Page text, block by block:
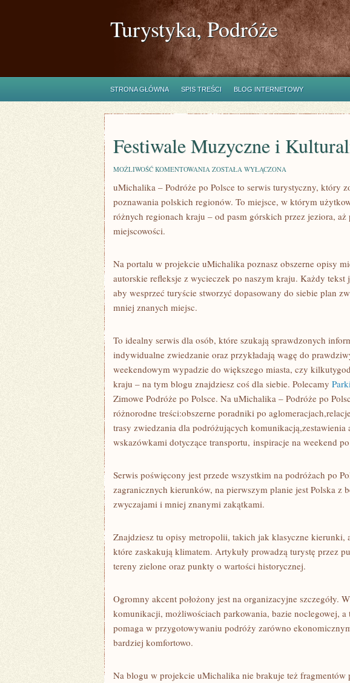
Turystyka, Podróże
STRONA GŁÓWNA SPIS TREŚCI BLOG INTERNETOWY
Festiwale Muzyczne i
MOŻLIWOŚĆ KOMENTOWANIA FESTIWALE
I
ZOSTAŁA WYŁĄCZONA
uMichalika – Podróże po Polsce to serwis turystyczny, który
poznawania polskich regionów. To miejsce, w którym
różnych regionach kraju – od pasm górskich przez jeziora,
miejscowości.
Na portalu w projekcie uMichalika poznasz obszerne opisy
autorskie refleksje z wycieczek po naszym kraju. Każdy
aby wesprzeć turyście stworzyć dopasowany do siebie plan
mniej znanych miejsc.
To idealny serwis dla osób, które szukają sprawdzonych
indywidualne zwiedzanie oraz przykładają wagę do
weekendowym wypadzie do większego miasta, czy
kraju – na tym blogu znajdziesz coś dla siebie. Polecamy
Zimowe Podróże po Polsce. Na uMichalika – Podróże po
różnorodne treści:obszerne poradniki po
trasy zwiedzania dla podróżujących
wskazówkami dotyczące transportu, inspiracje na weekend
Serwis poświęcony jest przede wszystkim na podróżach po
zagranicznych kierunków, na pierwszym planie jest Polska z
zwyczajami i mniej znanymi zakątkami.
Znajdziesz tu opisy metropolii, takich jak klasyczne kierunki,
które zaskakują klimatem. Artykuły prowadzą turystę przez
tereny zielone oraz punkty o wartości historycznej.
Ogromny akcent położony jest na organizacyjne szczegóły.
komunikacji, możliwościach parkowania, bazie noclegowej, a
pomaga w przygotowywaniu podróży zarówno
bardziej komfortowo.
Na blogu w projekcie uMichalika nie brakuje też